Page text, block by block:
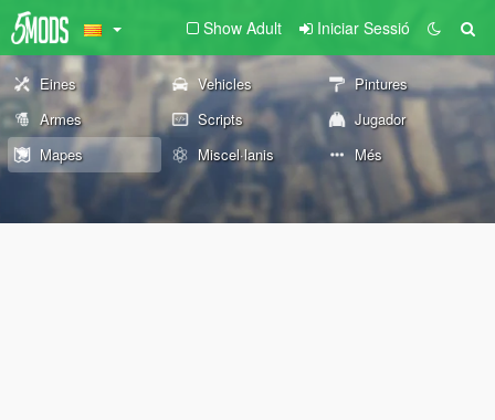
Show Adult Iniciar Sessió
Eines Vehicles
Pintures
Armes
Scripts
Jugador
Mapes
Miscel·lanis Més